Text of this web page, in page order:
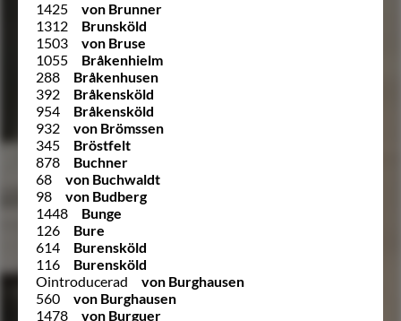
1425
von Brunner
1312
Brunsköld
1503
von Bruse
1055
Bråkenhielm
288
Bråkenhusen
392
Bråkensköld
954
Bråkensköld
932
von Brömssen
345
Bröstfelt
878
Buchner
68
von Buchwaldt
98
von Budberg
1448
Bunge
126
Bure
614
Burensköld
116
Burensköld
Ointroducerad
von Burghausen
560
von Burghausen
1478
von Burguer